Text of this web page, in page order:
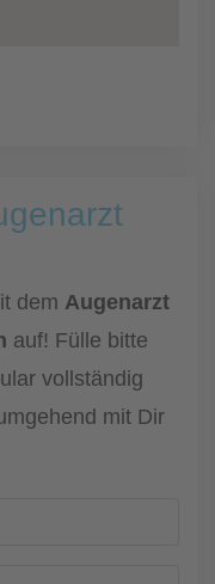
dem Augenarzt
auf! Fülle bitte
vollständig
mit Dir